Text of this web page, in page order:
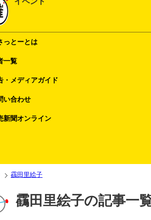
っとーとは
一覧
・メディアガイド
い合わせ
新聞オンライン
靍田里絵子
靍田里絵子の記事一